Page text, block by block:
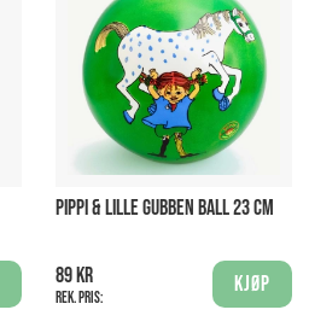
PIPPI & LILLE GUBBEN BALL 23 CM
89 kr
Rek. pris:
Kjøp